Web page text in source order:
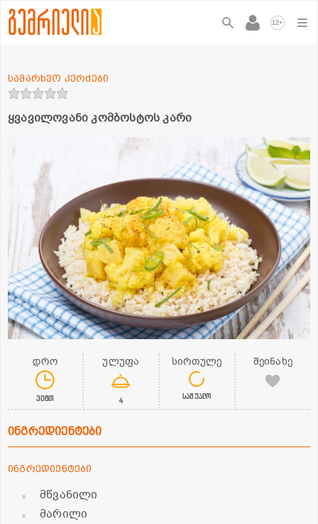
12+
ყვავილოვანი კომბოსტოს კარი
სამარხვო კერძები
დრო
30წთ
ულუფა
4
სირთულე
საშუალო
შეინახე
ინგრედიენტები
ინგრედიენტები
მწვანილი
მარილი